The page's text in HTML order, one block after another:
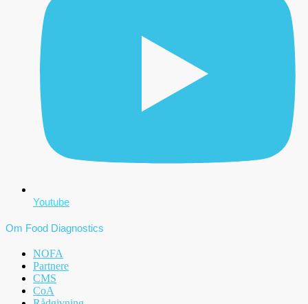
Youtube
Om Food Diagnostics
NOFA
Partnere
CMS
CoA